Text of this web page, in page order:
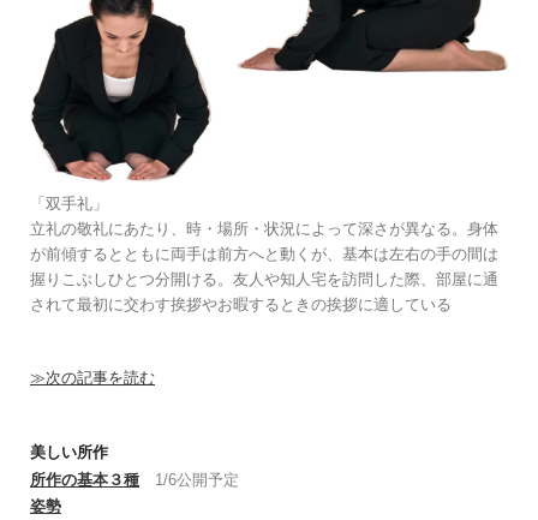
「双手礼」
立礼の敬礼にあたり、時・場所・状況によって深さが異なる。身体
が前傾するとともに両手は前方へと動くが、基本は左右の手の間は
握りこぶしひとつ分開ける。友人や知人宅を訪問した際、部屋に通
されて最初に交わす挨拶やお暇するときの挨拶に適している
≫次の記事を読む
美しい所作
所作の基本３種
1/6公開予定
姿勢